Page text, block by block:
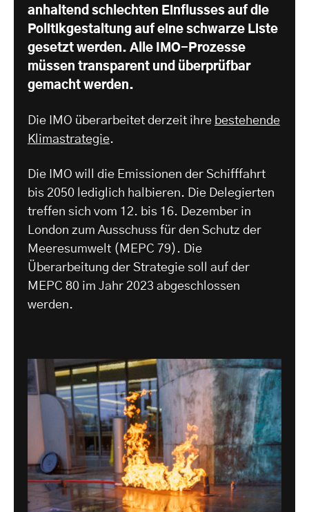
anhaltend schlechten Einflusses auf die
Politikgestaltung auf eine schwarze Liste
gesetzt werden. Alle IMO-Prozesse
müssen transparent und überprüfbar
gemacht werden.
Die IMO überarbeitet derzeit ihre bestehende
Klimastrategie.
Die IMO will die Emissionen der Schifffahrt
bis 2050 lediglich halbieren. Die Delegierten
treffen sich vom 12. bis 16. Dezember in
London zum Ausschuss für den Schutz der
Meeresumwelt (MEPC 79). Die
Überarbeitung der Strategie soll auf der
MEPC 80 im Jahr 2023 abgeschlossen
werden.